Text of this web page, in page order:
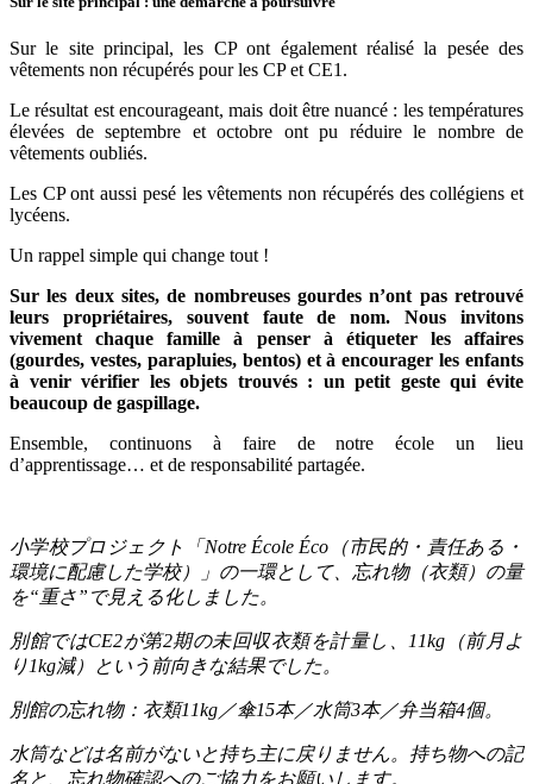
Sur le site principal, les CP ont également réalisé la pesée des
vêtements non récupérés pour les CP et CE1.
Le résultat est encourageant, mais doit être nuancé : les températures
élevées de septembre et octobre ont pu réduire le nombre de
vêtements oubliés.
Les CP ont aussi pesé les vêtements non récupérés des collégiens et
lycéens.
Un rappel simple qui change tout !
Sur les deux sites, de nombreuses gourdes n’ont pas retrouvé
leurs propriétaires, souvent faute de nom. Nous invitons
vivement chaque famille à penser à étiqueter les affaires
(gourdes, vestes, parapluies, bentos) et à encourager les enfants
à venir vérifier les objets trouvés : un petit geste qui évite
beaucoup de gaspillage.
Ensemble, continuons à faire de notre école un lieu
d’apprentissage… et de responsabilité partagée.
小学校プロジェクト「 Notre École Éco （市民的・責任ある・
環境に配慮した学校）」の一環として、忘れ物（衣類）の量
を“重さ” で見える化しました。
別館ではCE2が第2期の未回収衣類を計量し、 11kg （前月よ
り1kg減）という前向きな結果でした。
別館の忘れ物：衣類11kg ／傘15本／水筒3本／弁当箱4個。
水筒などは名前がないと持ち主に戻りません。持ち物への記
名と、忘れ物確認へのご協力をお願いします。